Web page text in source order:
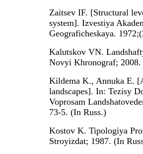
Zaitsev IF. [Structural
system]. Izvestiya
Geograficheskaya.
Kalutskov VN.
Novyi Khronograf; 2008.
Kildema K., Annuka E.
landscapes]. In: Tezisy
Voprosam
73-5. (In Russ.)
Kostov K. Tipologiya
Stroyizdat; 1987. (In